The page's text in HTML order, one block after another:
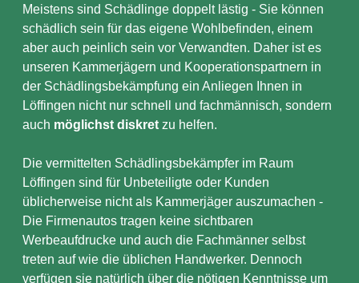
Meistens sind Schädlinge doppelt lästig - Sie können
schädlich sein für das eigene Wohlbefinden, einem
aber auch peinlich sein vor Verwandten. Daher ist es
unseren Kammerjägern und Kooperationspartnern in
der Schädlingsbekämpfung ein Anliegen Ihnen in
Löffingen nicht nur schnell und fachmännisch, sondern
auch möglichst diskret zu helfen.
Die vermittelten Schädlingsbekämpfer im Raum
Löffingen sind für Unbeteiligte oder Kunden
üblicherweise nicht als Kammerjäger auszumachen -
Die Firmenautos tragen keine sichtbaren
Werbeaufdrucke und auch die Fachmänner selbst
treten auf wie die üblichen Handwerker. Dennoch
verfügen sie natürlich über die nötigen Kenntnisse um